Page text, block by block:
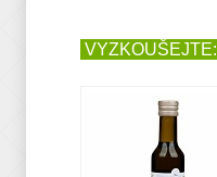
VYZKOUŠEJTE: